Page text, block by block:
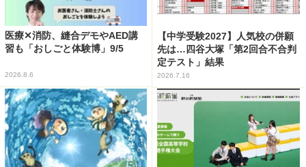
医療✕消防、縫合デモやAED講
習も「おしごと体験博」9/5
2026.8.6
【中学受験2027】人気校の併願
先は…四谷大塚「第2回合不合判
定テスト」結果
2026.7.16